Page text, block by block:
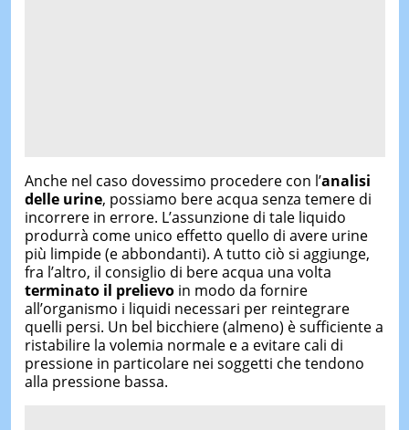
Anche nel caso dovessimo procedere con l’analisi
delle urine, possiamo bere acqua senza temere di
incorrere in errore. L’assunzione di tale liquido
produrrà come unico effetto quello di avere urine
più limpide (e abbondanti). A tutto ciò si aggiunge,
fra l’altro, il consiglio di bere acqua una volta
terminato il prelievoin modo da fornire
all’organismo i liquidi necessari per reintegrare
quelli persi. Un bel bicchiere (almeno) è sufficiente a
ristabilire la volemia normale e a evitare cali di
pressione in particolare nei soggetti che tendono
alla pressione bassa.